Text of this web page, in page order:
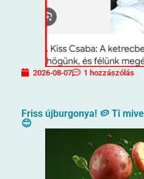
2026-08-07 1 hozzászólás
Friss újburgonya! 🥔 Ti
😊